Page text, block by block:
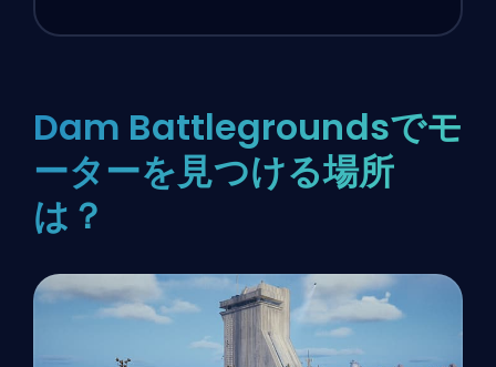
Dam Battlegroundsでモ
ーターを見つける場所
は？